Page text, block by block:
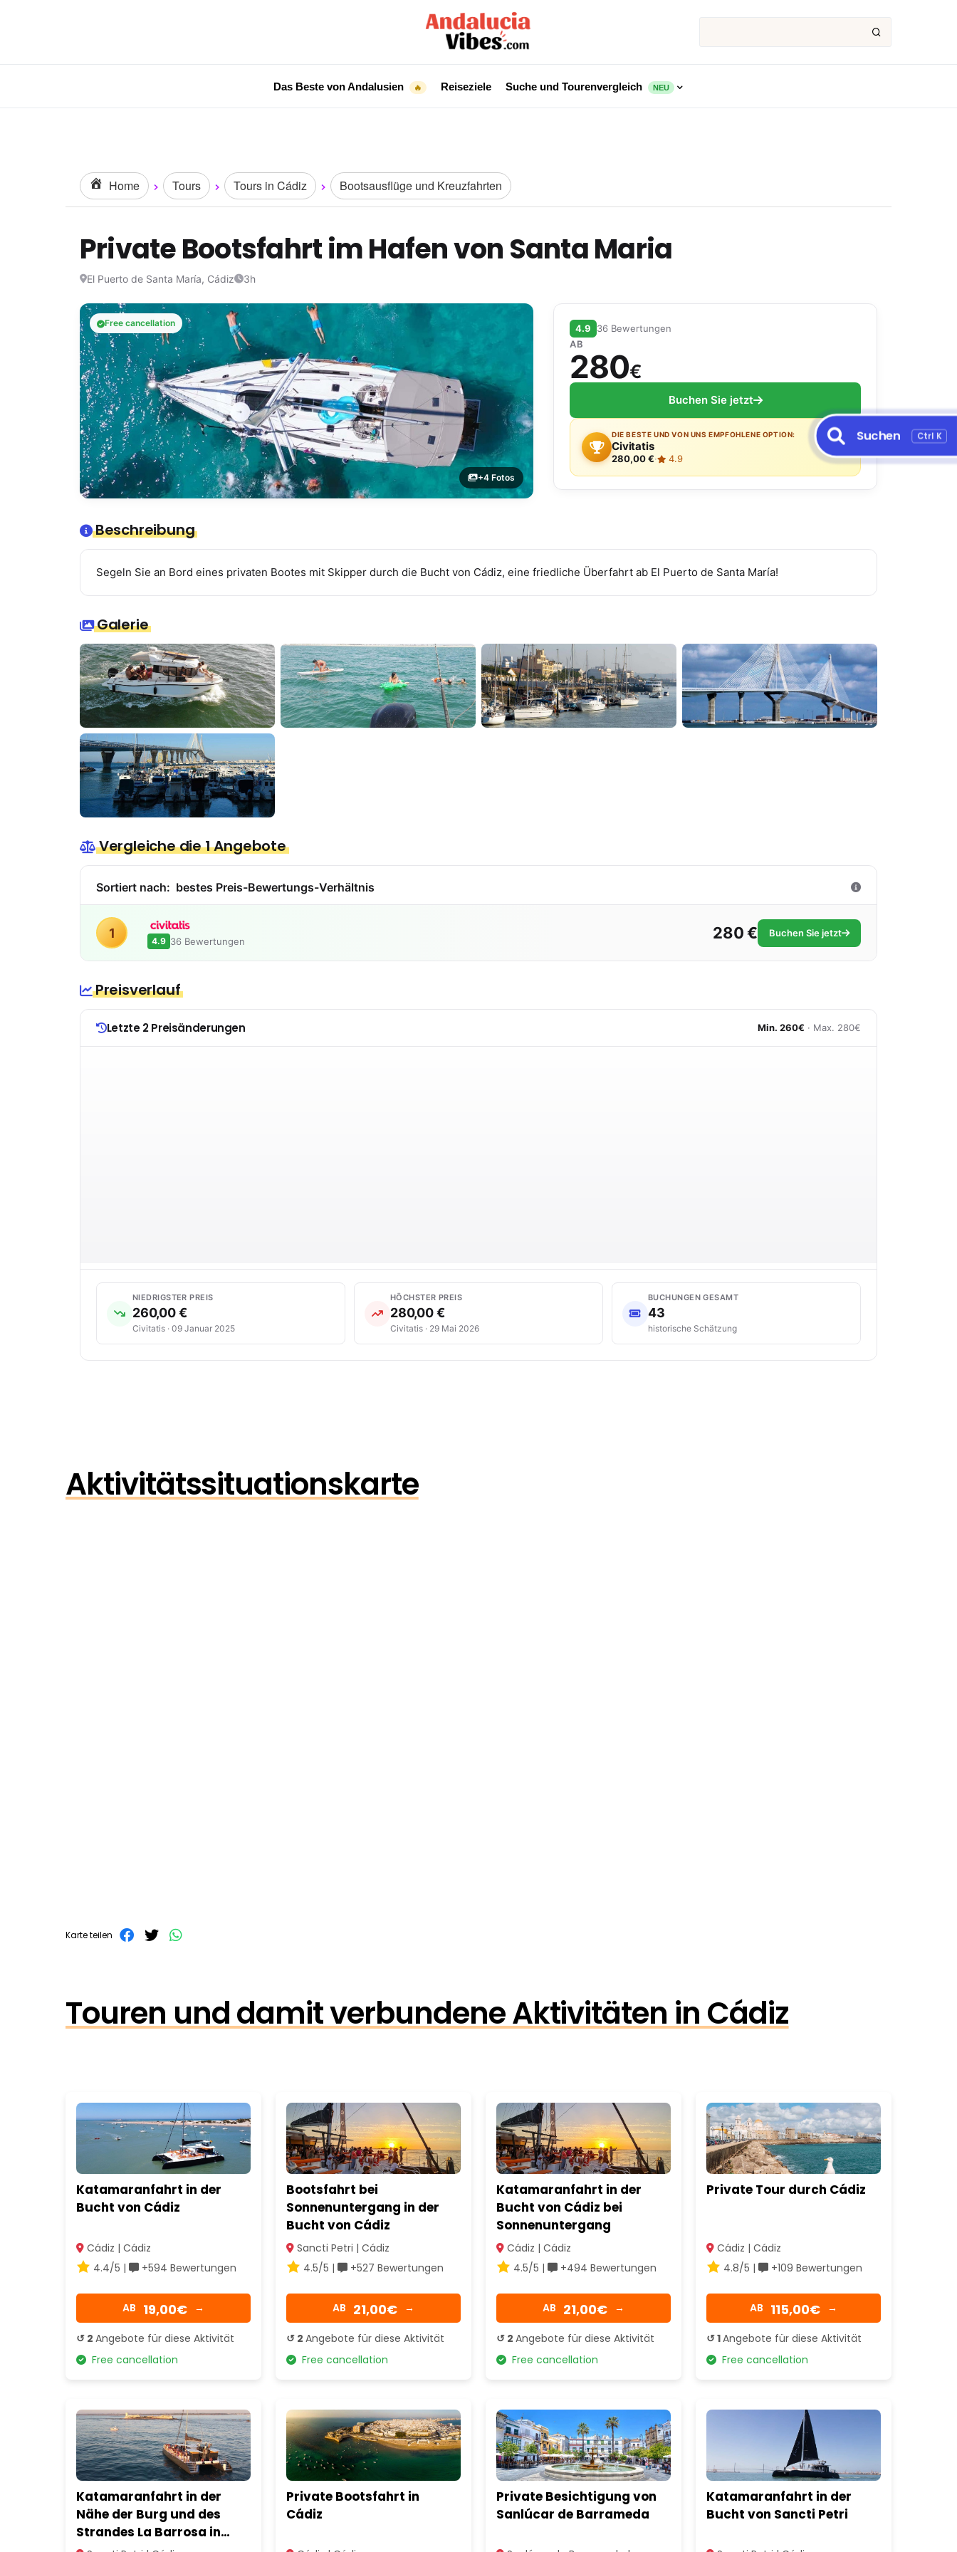
Das Beste von Andalusien 🔥 Reiseziele Suche und Tourenvergleich NEU
Home Tours Tours in Cádiz Bootsausflüge und Kreuzfahrten
Private Bootsfahrt im Hafen von Santa Maria
El Puerto de Santa María, Cádiz 3h
Free cancellation
+4 Fotos
4.9
36 Bewertungen
AB
280€
Buchen Sie jetzt
DIE BESTE UND VON UNS EMPFOHLENE OPTION:
Civitatis
280,00 €· 4.9
Beschreibung
Segeln Sie an Bord eines privaten Bootes mit Skipper durch die Bucht von Cádiz, eine friedliche Überfahrt ab El Puerto de Santa María!
Galerie
Vergleiche die 1 Angebote
Sortiert nach: bestes Preis-Bewertungs-Verhältnis
1
4.9 36 Bewertungen 280 € Buchen Sie jetzt
Preisverlauf
Letzte 2 Preisänderungen Min. 260€ · Max. 280€
NIEDRIGSTER PREIS
260,00 €
Civitatis · 09 Januar 2025
HÖCHSTER PREIS
280,00 €
Civitatis · 29 Mai 2026
BUCHUNGEN GESAMT
43
historische Schätzung
Aktivitätssituationskarte
Karte teilen
Touren und damit verbundene Aktivitäten in Cádiz
Katamaranfahrt in der
Bucht von Cádiz
Cádiz | Cádiz
4.4/5 |
+594 Bewertungen
AB 19,00€ →
↺ 2 Angebote für diese Aktivität
Free cancellation
Bootsfahrt bei
Sonnenuntergang in der
Bucht von Cádiz
Sancti Petri | Cádiz
4.5/5 |
+527 Bewertungen
AB 21,00€ →
↺ 2 Angebote für diese Aktivität
Free cancellation
Katamaranfahrt in der
Bucht von Cádiz bei
Sonnenuntergang
Cádiz | Cádiz
4.5/5 |
+494 Bewertungen
AB 21,00€ →
↺ 2 Angebote für diese Aktivität
Free cancellation
Private Tour durch Cádiz
Cádiz | Cádiz
4.8/5 |
+109 Bewertungen
AB 115,00€ →
↺ 1Angebote für diese Aktivität
Free cancellation
Katamaranfahrt in der
Nähe der Burg und des
Strandes La Barrosa in
Private Bootsfahrt in
Cádiz
Private Besichtigung von
Sanlúcar de Barrameda
Katamaranfahrt in der
Bucht von Sancti Petri
Suchen Ctrl K